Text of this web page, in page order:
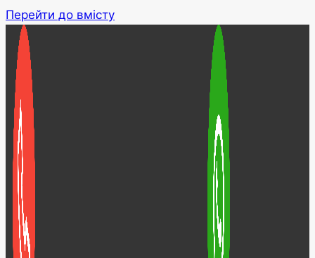
Перейти до вмісту